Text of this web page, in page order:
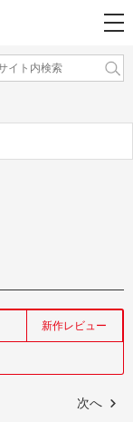
新作レビュー
次へ